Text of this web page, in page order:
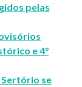
pelas
e 4°
se